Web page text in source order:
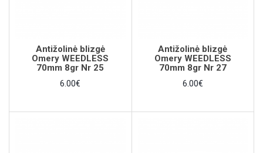
Antižolinė blizgė
Omery WEEDLESS
70mm 8gr Nr 25
6.00€
Antižolinė blizgė
Omery WEEDLESS
70mm 8gr Nr 27
6.00€